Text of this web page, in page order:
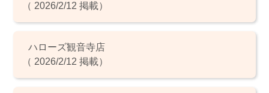
（ 2026/2/12 掲載）
ハローズ観音寺店
（ 2026/2/12 掲載）